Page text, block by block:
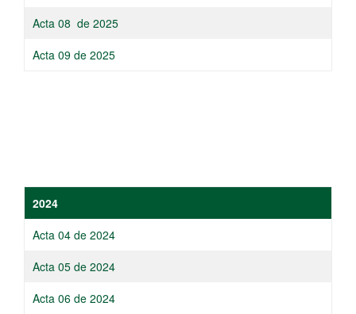
Acta 08 de 2025​
​Acta 0​9 de 2025
​​2024
​Acta 04 de 2024
​Acta 05 de 2024
​Acta 06 de 2024